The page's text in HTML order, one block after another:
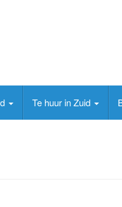
Te huur in Zuid